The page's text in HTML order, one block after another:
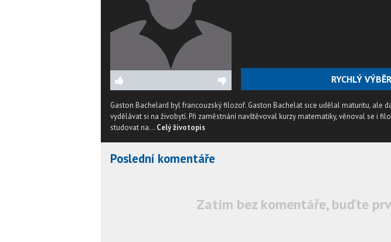
RYCHLÝ VÝBĚR
Gaston Bachelard byl francouzský filozof. Gaston Bachelat sice udělal maturitu, ale
vydělávat si na živobytí. Při zaměstnání navštěvoval kurzy matematiky, věnoval se i
studovat na... Celý životopis
Poslední komentáře
Zatím bez komentáře, buďte